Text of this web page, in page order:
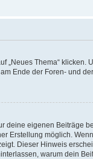
„Neues Thema“
Ende der Foren- und
deine eigenen Beiträge
Erstellung möglich.
Dieser Hinweis
warum dein